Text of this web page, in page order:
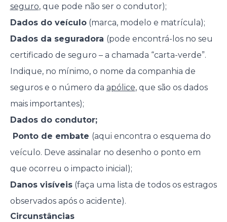
seguro, que pode não ser o condutor);
Dados do veículo(marca, modelo e matrícula);
Dados da seguradora (pode encontrá-los no seu
certificado de seguro – a chamada “carta-verde”.
Indique, no mínimo, o nome da companhia de
seguros e o número da apólice, que são os dados
mais importantes);
Dados do condutor;
Ponto de embate (aqui encontra o esquema do
veículo. Deve assinalar no desenho o ponto em
que ocorreu o impacto inicial);
Danos visíveis(faça uma lista de todos os estragos
observados após o acidente).
Circunstâncias